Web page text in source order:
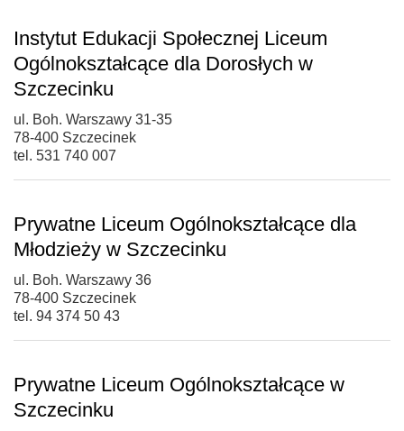
Instytut Edukacji Społecznej Liceum
Ogólnokształcące dla Dorosłych w
Szczecinku
ul. Boh. Warszawy 31-35
78-400 Szczecinek
tel. 531 740 007
Prywatne Liceum Ogólnokształcące dla
Młodzieży w Szczecinku
ul. Boh. Warszawy 36
78-400 Szczecinek
tel. 94 374 50 43
Prywatne Liceum Ogólnokształcące w
Szczecinku